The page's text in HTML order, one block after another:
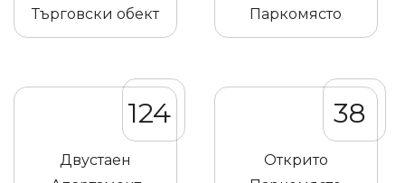
Търговски обект
Паркомясто
124
Двустаен
38
Открито